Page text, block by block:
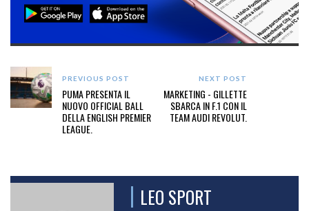
PREVIOUS POST
PUMA PRESENTA IL
NUOVO OFFICIAL BALL
DELLA ENGLISH PREMIER
LEAGUE.
NEXT POST
MARKETING - GILLETTE
SBARCA IN F.1 CON IL
TEAM AUDI REVOLUT.
LEO SPORT